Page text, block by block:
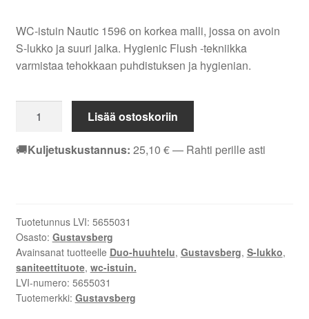
WC-istuin Nautic 1596 on korkea malli, jossa on avoin
S-lukko ja suuri jalka. Hygienic Flush -tekniikka
varmistaa tehokkaan puhdistuksen ja hygienian.
istuin
Nautic
suuri
jalka,
Hygienic
Flush
6/3
Lisää ostoskoriin
🚚Kuljetuskustannus: 25,10 €— Rahti perille asti
Tuotetunnus LVI: 5655031
Osasto: Gustavsberg
Avainsanat tuotteelle Duo-huuhtelu, Gustavsberg, S-lukko,
saniteettituote, wc-istuin.
LVI-numero: 5655031
Tuotemerkki: Gustavsberg